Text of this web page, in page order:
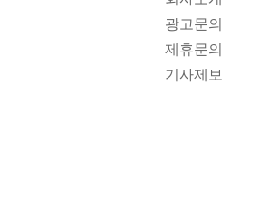
광고문의
제휴문의
기사제보